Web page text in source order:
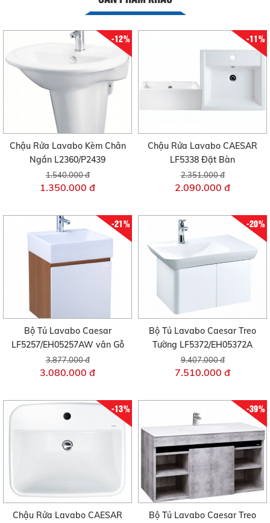
-12%
Chậu Rửa Lavabo Kèm Chân
Ngắn L2360/P2439
1.540.000 đ
1.350.000 đ
-11%
Chậu Rửa Lavabo CAESAR
LF5338 Đặt Bàn
2.351.000 đ
2.090.000 đ
-21%
Bộ Tủ Lavabo Caesar
LF5257/EH05257AW vân Gỗ
3.877.000 đ
3.080.000 đ
-20%
Bộ Tủ Lavabo Caesar Treo
Tường LF5372/EH05372A
9.407.000 đ
7.510.000 đ
-13%
Chậu Rửa Lavabo CAESAR
-39%
Bộ Tủ Lavabo Caesar Treo